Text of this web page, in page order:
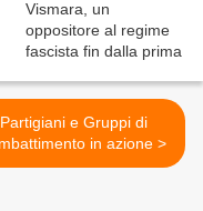
Partigiani e Gruppi di
combattimento in azione >